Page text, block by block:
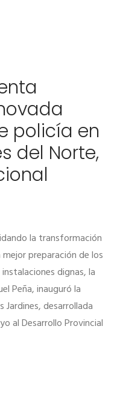
policía en
del Norte,
la transformación
preparación de los
dignas, la
Peña, inauguró la
desarrollada
al Desarrollo Provincial